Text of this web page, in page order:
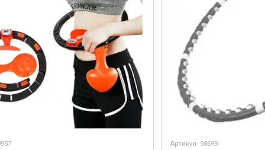
Артикул: 98699